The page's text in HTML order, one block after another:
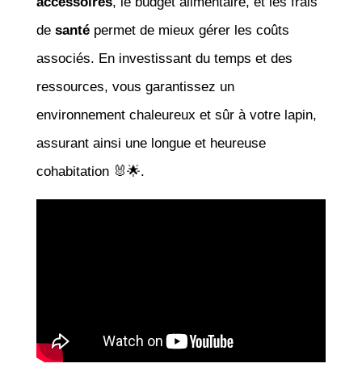
de santépermet de mieux gérer les coûts
associés. En investissant du temps et des
ressources, vous garantissez un
environnement chaleureux et sûr à votre lapin,
assurant ainsi une longue et heureuse
cohabitation 🐰🌟.